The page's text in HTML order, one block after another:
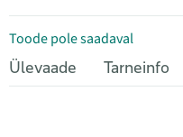
Toode pole saadaval
Ülevaade
Tarneinfo